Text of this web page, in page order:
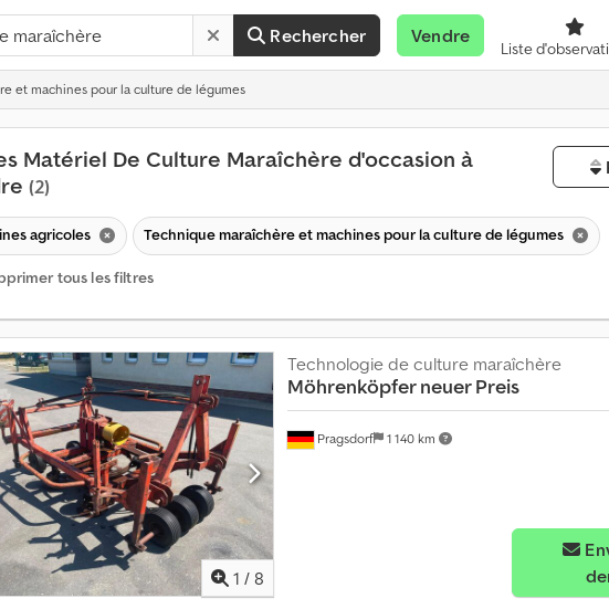
Rechercher Vendre
Liste
et machines pour la culture de légumes
Matériel De Culture Maraîchère d'occasion à
(2)
agricoles Technique maraîchère et machines pour la culture de légumes
tous les filtres
1 / 8
Pragsdorf 1 140 km
Technologie de culture maraîchère
Möhrenköpfer neuer Preis